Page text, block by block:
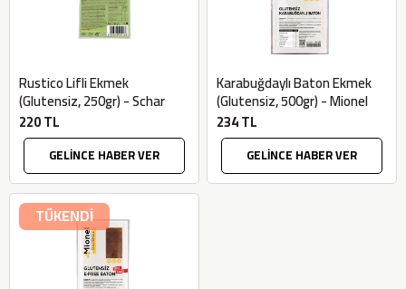
Rustico Lifli Ekmek
(Glutensiz, 250gr) - Schar
220 TL
GELİNCE HABER VER
Karabuğdaylı Baton Ekmek
(Glutensiz, 500gr) - Mionel
234 TL
GELİNCE HABER VER
TÜKENDİ